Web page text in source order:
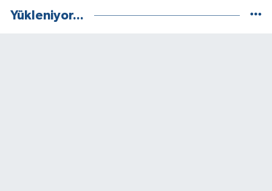
Yükleniyor...